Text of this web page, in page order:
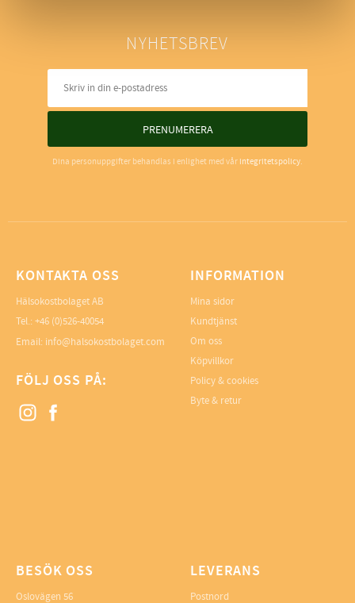
NYHETSBREV
PRENUMERERA
Dina personuppgifter behandlas i enlighet med vår integritetspolicy.
KONTAKTA OSS
Hälsokostbolaget AB
Tel.: +46 (0)526-40054
Email: info@halsokostbolaget.com
FÖLJ OSS PÅ:
INFORMATION
Mina sidor
Kundtjänst
Om oss
Köpvillkor
Policy & cookies
Byte & retur
BESÖK OSS
Oslovägen 56
LEVERANS
Postnord